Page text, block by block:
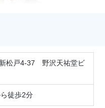
割引
松戸4-37 野沢天祐堂ビ
徒歩2分